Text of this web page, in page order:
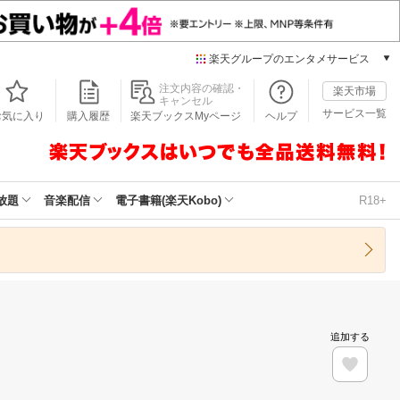
楽天グループのエンタメサービス
本/ゲーム/CD/DVD
楽天ブックス
楽天Kobo
楽天ミュージック
楽天TV
気に入り 購入履歴
注文内容の確認・
キャンセル
楽天ブックスMyページ
ヘルプ
楽天市場
サービス一覧
題 音楽配信 電子書籍(楽天Kobo) R18+
追加する